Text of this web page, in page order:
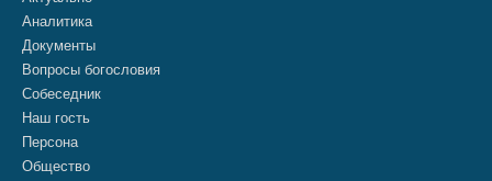
Аналитика
Документы
Вопросы богословия
Собеседник
Наш гость
Персона
Общество